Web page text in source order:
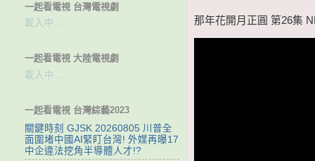
那年花開月正圓 第26集
一起看電視 台灣電視劇
載入中…
一起看電視 大陸電視劇
載入中…
一起看電視 台灣綜藝2023
關鍵時刻 GJSK 20260805 川普全
面圍堵中國AI緊盯台灣! 外媒再曝17
中企違法挖角半導體人才!?